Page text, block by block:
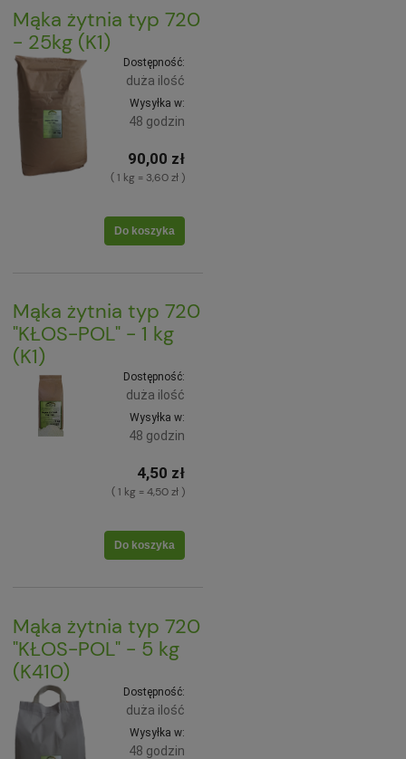
Mąka żytnia typ 720
- 25kg (K1)
Dostępność:
duża ilość
Wysyłka w:
48 godzin
90,00 zł
( 1 kg = 3,60 zł )
Do koszyka
Mąka żytnia typ 720
"KŁOS-POL" - 1 kg
(K1)
Dostępność:
duża ilość
Wysyłka w:
48 godzin
4,50 zł
( 1 kg = 4,50 zł )
Do koszyka
Mąka żytnia typ 720
"KŁOS-POL" - 5 kg
(K410)
Dostępność:
duża ilość
Wysyłka w:
48 godzin